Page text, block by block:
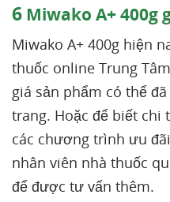
6 Miwako A+ 400g
Miwako A+ 400g hiện
thuốc online Trung
giá sản phẩm có thể
trang. Hoặc để biết chi
các chương trình ưu
nhân viên nhà thuốc
để được tư vấn thêm.